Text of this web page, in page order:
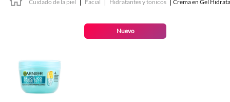
Cuidado de la piel Facial Hidratantes y tonicos Crema en Gel
Nuevo